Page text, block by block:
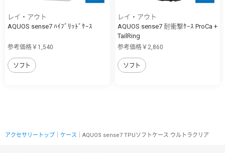
レイ・アウト
AQUOS sense7 ﾊｲﾌﾞﾘｯﾄﾞｹｰｽ
参考価格￥1,540
ソフト
レイ・アウト
AQUOS sense7 耐衝撃ｹｰｽ ProCa +
TailRing
参考価格￥2,860
ソフト
アクセサリートップ ケース ｜AQUOS sense7 TPUソフトケース ウルトラクリア